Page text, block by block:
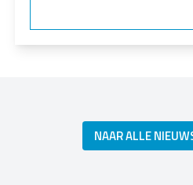
NAAR ALLE